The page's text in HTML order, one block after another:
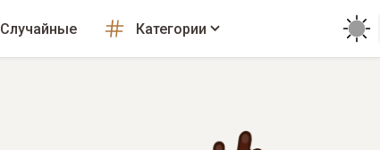
Случайные Категории